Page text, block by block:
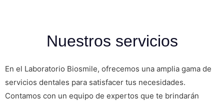
Nuestros servicios
En el Laboratorio Biosmile, ofrecemos una amplia gama de
servicios dentales para satisfacer tus necesidades.
Contamos con un equipo de expertos que te brindarán